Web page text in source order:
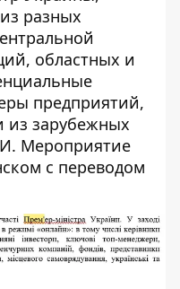
разных
областных и
предприятий,
из зарубежных
Мероприятие
с переводом